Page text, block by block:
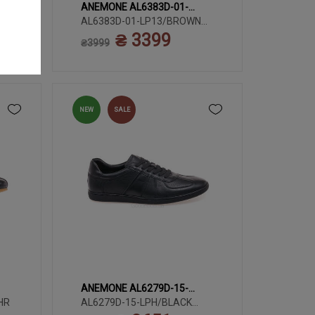
39 40 41 42 43
44 45
ANEMONE AL6383D-01-
LP13/BROWN LTHR
AL6383D-01-LP13/BROWN
₴3999 ₴ 3399
NEW SALE
39 40 41 42 43
ANEMONE AL6279D-15-
LPH/BLACK LTHR
AL6279D-15-LPH/BLACK